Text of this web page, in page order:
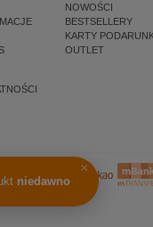
NOWOŚCI
BESTSELLERY
KARTY
OUTLET
niedawno